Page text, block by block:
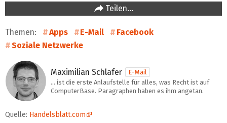
Teilen…
Themen: Apps E-Mail
Facebook
Soziale Netzwerke
Maximilian Schlafer
E-Mail
… ist die erste Anlaufstelle für alles, was Recht ist auf
ComputerBase. Paragraphen haben es ihm angetan.
Quelle: Handelsblatt.com